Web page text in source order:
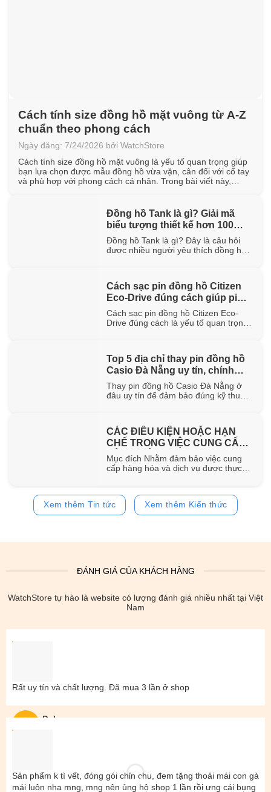
Cách tính size đồng hồ mặt vuông từ A-Z
chuẩn theo phong cách
Ngày đăng: 7/24/2026 bởi WatchStore
Cách tính size đồng hồ mặt vuông là yếu tố quan trọng giúp
bạn lựa chọn được mẫu đồng hồ vừa vặn, cân đối với cổ tay
và phù hợp với phong cách cá nhân. Trong bài viết này,
Đồng hồ Tank là gì? Giải mã
biểu tượng thiết kế hơn 100
năm tuổi
Đồng hồ Tank là gì? Đây là câu hỏi
được nhiều người yêu thích đồng hồ
hơn 100 năm trong ngành chế tác.
Trong bài viết này, WatchStore sẽ
giúp bạn khám phá nguồn gốc ra đời,
đặc điểm [...]
Cách sạc pin đồng hồ Citizen
Eco-Drive đúng cách giúp pin
bền lâu
Cách sạc pin đồng hồ Citizen Eco-
Drive đúng cách là yếu tố quan trọng
bên trong đồng hồ. Trong bài viết này,
WatchStore sẽ hướng dẫn chi tiết các
phương pháp sạc bằng ánh sáng mặt
trời, ánh [...]
Top 5 địa chỉ thay pin đồng hồ
Casio Đà Nẵng uy tín, chính
hãng
Thay pin đồng hồ Casio Đà Nẵng ở
đâu uy tín để đảm bảo đúng kỹ thuật
thay pin Casio đáng tin cậy tại Đà
Nẵng, đồng thời chia sẻ quy trình
thay pin và bảng giá tham [...]
CÁC ĐIỀU KIỆN HOẶC HẠN
CHẾ TRONG VIỆC CUNG CẤP
HÀNG HÓA, DỊCH VỤ
Mục đích Nhằm đảm bảo việc cung
cấp hàng hóa và dịch vụ được thực
khách hàng, website
https://www.watchstore.vn công bố
các điều kiện và giới hạn áp dụng đối
Xem thêm Tin tức Xem thêm Kiến thức
ĐÁNH GIÁ CỦA KHÁCH HÀNG
WatchStore tự hào là website có lượng đánh giá nhiều nhất tại Việt
Nam
Đal
Rất uy tín và chất lượng. Đã mua 3 lần ở shop
Sản phẩm k tì vết, đóng gói chỉn chu, đem tặng thoải mái con gà
mái luôn nha mng, mng nên ủng hộ shop 1 lần rồi ưng cái bụng